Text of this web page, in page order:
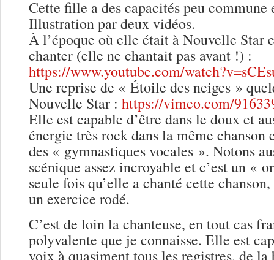
Cette fille a des capacités peu commune
Illustration par deux vidéos.
À l’époque où elle était à Nouvelle Star
chanter (elle ne chantait pas avant !) :
https://www.youtube.com/
Une reprise de « Étoile des neiges »
Nouvelle Star : https://vimeo.com/
Elle est capable d’être dans le doux et
énergie très rock dans la même
des « gymnastiques vocales ». Notons
scénique assez incroyable et c’est un «
seule fois qu’elle a chanté cette
un exercice rodé.
C’est de loin la chanteuse, en tout cas
polyvalente que je connaisse. Elle est
voix à quasiment tous les registres, de la